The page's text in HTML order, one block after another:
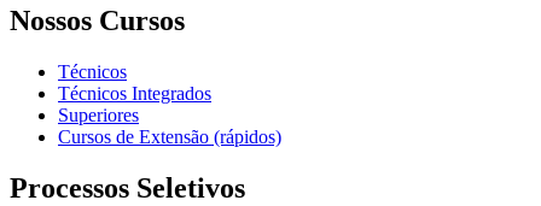
Nossos Cursos
Técnicos
Técnicos Integrados
Superiores
Cursos de Extensão (rápidos)
Processos Seletivos